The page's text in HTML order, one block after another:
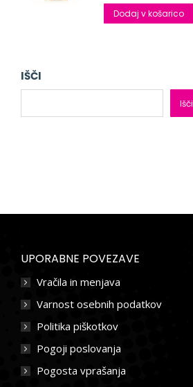
Dodaj v košarico
IŠČI
Išči
UPORABNE POVEZAVE
Vračila in menjava
Varnost osebnih podatkov
Politika piškotkov
Pogoji poslovanja
Pogosta vprašanja